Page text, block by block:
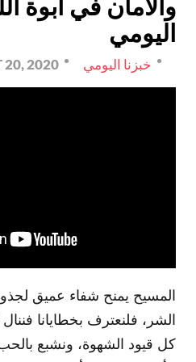
والأمان في أبوة
اليومي
خبزنا اليومي 20, 2020
المسيح يمنح شفاء عميق
الشر، فلنعترف بخطايانا
كل قيود الشهوة، ونشبع